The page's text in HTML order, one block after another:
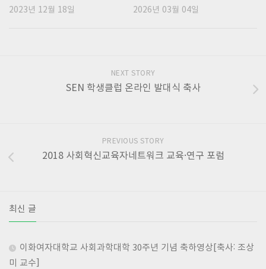
2023년 12월 18일 2026년 03월 04일
NEXT STORY
SEN 학생클럽 온라인 발대식 축사
PREVIOUS STORY
2018 사회혁신교육자네트워크 교육·연구 포럼
최신 글
이화여자대학교 사회과학대학 30주년 기념 축하영상[축사: 조상
미 교수]